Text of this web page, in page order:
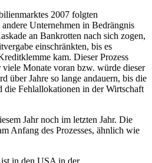
2007 folgten
Unternehmen in Bedrängnis
an Bankrotten nach sich zogen,
einschränkten, bis es
kam. Dieser Prozess
viele Monate voran bzw. würde dieser
über Jahre so lange andauern, bis die
die Fehlallokationen in der Wirtschaft
Jahr noch im letzten Jahr. Die
Anfang des Prozesses, ähnlich wie